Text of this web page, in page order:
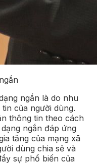
ngắn là do nhu
của người dùng.
thông tin theo cách
ngắn đáp ứng
tăng của mạng xã
dùng chia sẻ và
sự phổ biến của